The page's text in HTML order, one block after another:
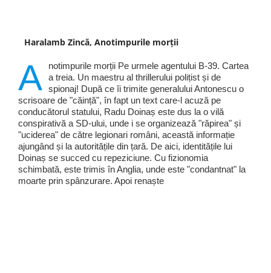
Haralamb Zincă, Anotimpurile morții
A
notimpurile morții Pe urmele agentului B-39. Cartea
a treia. Un maestru al thrillerului polițist și de
spionaj! După ce îi trimite generalului Antonescu o
scrisoare de "căință", în fapt un text care-l acuză pe
conducătorul statului, Radu Doinaș este dus la o vilă
conspirativă a SD-ului, unde i se organizează "răpirea" și
"uciderea" de către legionari români, această informație
ajungând și la autoritățile din țară. De aici, identitățile lui
Doinaș se succed cu repeziciune. Cu fizionomia
schimbată, este trimis în Anglia, unde este "condantnat" la
moarte prin spânzurare. Apoi renaște